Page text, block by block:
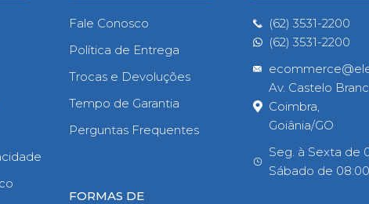
Fale Conosco
Política de Entrega
Trocas e Devoluções
Tempo de Garantia
Perguntas Frequentes
FORMAS DE
(62) 3531-2200
(62) 3531-2200
Av. Castelo
Coimbra,
Goiânia/GO
Seg. à Sexta de
Sábado de